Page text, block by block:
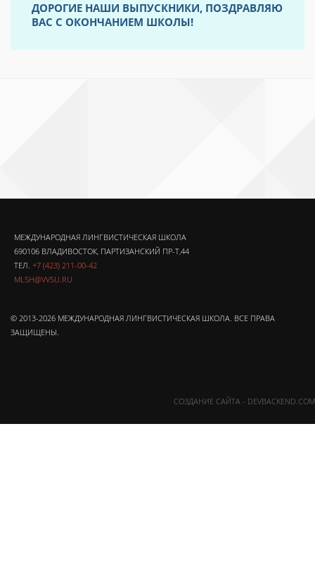
ДОРОГИЕ НАШИ ВЫПУСКНИКИ, ПОЗДРАВЛЯЮ
ВАС С ОКОНЧАНИЕМ ШКОЛЫ!
МЕЖДУНАРОДНАЯ ЛИНГВИСТИЧЕСКАЯ ШКОЛА
690106 ВЛАДИВОСТОК, ПАРТИЗАНСКИЙ ПР-Т,44
ТЕЛ. +7 (423) 211-00-42
MLSH@VVSU.RU
© 2013-2026 МЕЖДУНАРОДНАЯ ЛИНГВИСТИЧЕСКАЯ ШКОЛА. ВСЕ ПРАВА
ЗАЩИЩЕНЫ.
СОЗДАНИЕ САЙТА - DEVBACKEND.COM